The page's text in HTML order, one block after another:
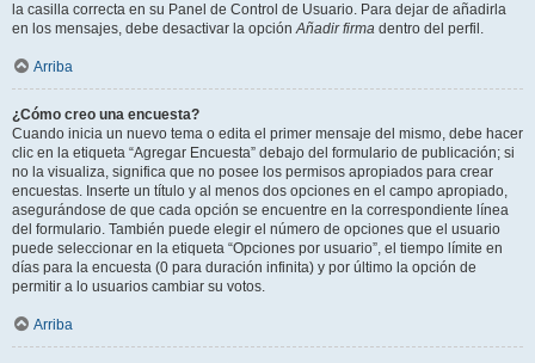
la casilla correcta en su Panel de Control de Usuario. Para dejar de añadirla
en los mensajes, debe desactivar la opciónAñadir firma dentro del perfil.
Arriba
¿Cómo creo una encuesta?
Cuando inicia un nuevo tema o edita el primer mensaje del mismo, debe hacer
clic en la etiqueta “Agregar Encuesta” debajo del formulario de publicación; si
no la visualiza, significa que no posee los permisos apropiados para crear
encuestas. Inserte un título y al menos dos opciones en el campo apropiado,
asegurándose de que cada opción se encuentre en la correspondiente línea
del formulario. También puede elegir el número de opciones que el usuario
puede seleccionar en la etiqueta “Opciones por usuario”, el tiempo límite en
días para la encuesta (0 para duración infinita) y por último la opción de
permitir a lo usuarios cambiar su votos.
Arriba